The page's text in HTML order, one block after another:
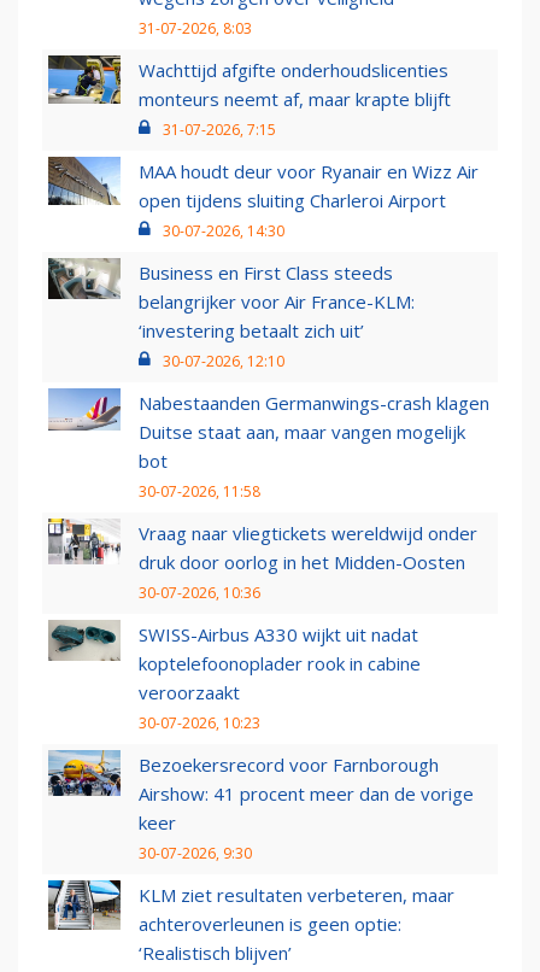
31-07-2026, 8:03
Wachttijd afgifte onderhoudslicenties
monteurs neemt af, maar krapte blijft
31-07-2026, 7:15
MAA houdt deur voor Ryanair en Wizz Air
open tijdens sluiting Charleroi Airport
30-07-2026, 14:30
Business en First Class steeds
belangrijker voor Air France-KLM:
‘investering betaalt zich uit’
30-07-2026, 12:10
Nabestaanden Germanwings-crash klagen
Duitse staat aan, maar vangen mogelijk
bot
30-07-2026, 11:58
Vraag naar vliegtickets wereldwijd onder
druk door oorlog in het Midden-Oosten
30-07-2026, 10:36
SWISS-Airbus A330 wijkt uit nadat
koptelefoonoplader rook in cabine
veroorzaakt
30-07-2026, 10:23
Bezoekersrecord voor Farnborough
Airshow: 41 procent meer dan de vorige
keer
30-07-2026, 9:30
KLM ziet resultaten verbeteren, maar
achteroverleunen is geen optie:
‘Realistisch blijven’